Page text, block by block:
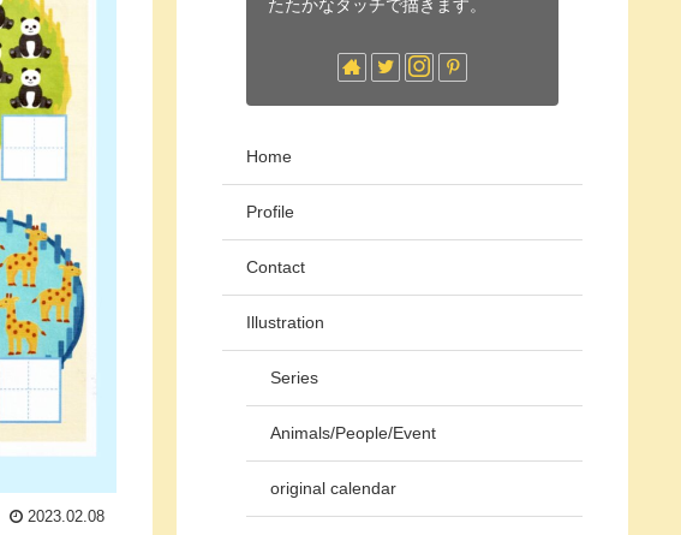
2023.02.08
たたかなタッチで描きます。
Home
Profile
Contact
Illustration
Series
Animals/People/Event
original calendar